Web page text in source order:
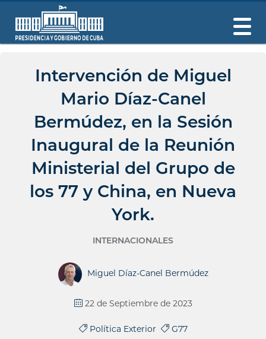
Intervención de Miguel
Mario Díaz-Canel
Bermúdez, en la Sesión
Inaugural de la Reunión
Ministerial del Grupo de
los 77 y China, en Nueva
York.
INTERNACIONALES
Miguel Díaz-Canel Bermúdez
22 de Septiembre de 2023
Política Exterior G77